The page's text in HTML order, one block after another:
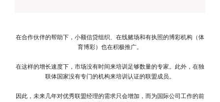
在合作伙伴的帮助下，小额信贷组织、在线赌场和有执照的博彩机构（体
育博彩）也在积极推广。
在这样的增长速度下，市场没有时间来培训足够数量的专家。此外，在独
联体国家没有专门的机构来培训认证的联盟成员。
因此，未来几年对优秀联盟经理的需求只会增加，而为国际公司工作的前